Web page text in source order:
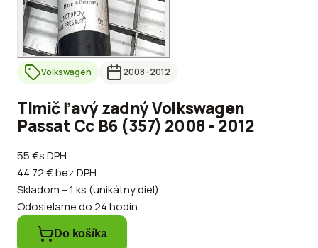
Volkswagen 2008–2012
Tlmič ľavý zadný Volkswagen
Passat Cc B6 (357) 2008 - 2012
55 €s DPH
44.72 €bez DPH
Skladom – 1 ks (unikátny diel)
Odosielame do 24 hodín
Do košíka